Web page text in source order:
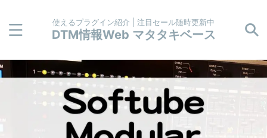
使えるプラグイン紹介 | 注目セール随時更新中
DTM情報Web マタタキベース